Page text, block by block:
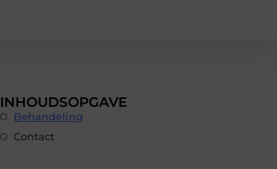
INHOUDSOPGAVE
Behandeling
Contact